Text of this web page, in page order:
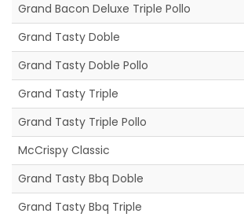
Grand Bacon Deluxe Triple Pollo
Grand Tasty Doble
Grand Tasty Doble Pollo
Grand Tasty Triple
Grand Tasty Triple Pollo
McCrispy Classic
Grand Tasty Bbq Doble
Grand Tasty Bbq Triple